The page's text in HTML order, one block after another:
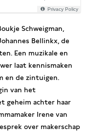
Privacy Policy
Schweigman,
Bellinkx, de
Een muzikale en
laat kennismaken
en de zintuigen.
van het
geheim achter haar
Irene van
over makerschap